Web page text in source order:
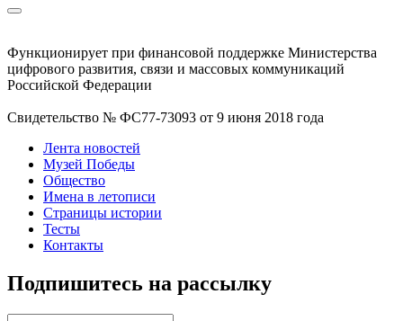
Функционирует при финансовой поддержке Министерства
цифрового развития, связи и массовых коммуникаций
Российской Федерации
Свидетельство № ФС77-73093 от 9 июня 2018 года
Лента новостей
Музей Победы
Общество
Имена в летописи
Страницы истории
Тесты
Контакты
Подпишитесь на рассылку